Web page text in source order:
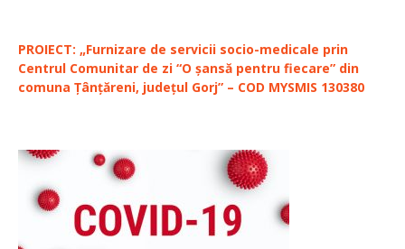
PROIECT: „Furnizare de servicii socio-medicale prin
Centrul Comunitar de zi “O șansă pentru fiecare” din
comuna Țânțăreni, județul Gorj” – COD MYSMIS 130380